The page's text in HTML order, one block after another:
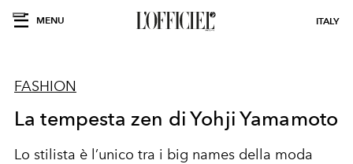
MENU ITALY
FASHION
La tempesta zen di Yohji Yamamoto
Lo stilista è l’unico tra i big names della moda